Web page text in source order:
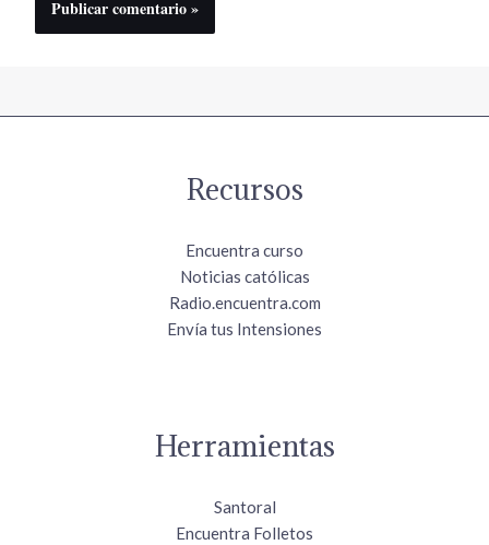
Recursos
Encuentra curso
Noticias católicas
Radio.encuentra.com
Envía tus Intensiones
Herramientas
Santoral
Encuentra Folletos